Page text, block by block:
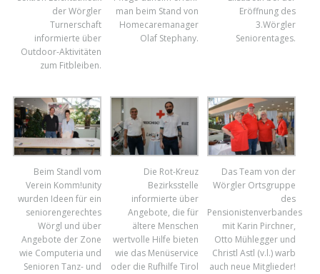
der Wörgler
Turnerschaft
informierte über
Outdoor-Aktivitäten
zum Fitbleiben.
man beim Stand von
Homecaremanager
Olaf Stephany.
Eröffnung des
3.Wörgler
Seniorentages.
Beim Standl vom
Verein Komm!unity
wurden Ideen für ein
seniorengerechtes
Wörgl und über
Angebote der Zone
wie Computeria und
Senioren Tanz- und
Die Rot-Kreuz
Bezirksstelle
informierte über
Angebote, die für
ältere Menschen
wertvolle Hilfe bieten
wie das Menüservice
oder die Rufhilfe Tirol
Das Team von der
Wörgler Ortsgruppe
des
Pensionistenverbandes
mit Karin Pirchner,
Otto Mühlegger und
Christl Astl (v.l.) warb
auch neue Mitglieder!